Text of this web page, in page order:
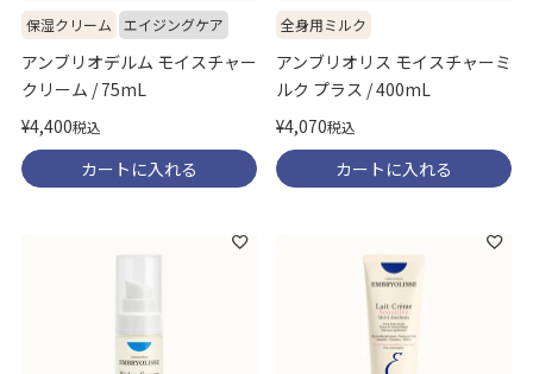
保湿クリーム エイジングケア
アンブリオデルム モイスチャー
クリーム / 75mL
¥4,400税込
カートに入れる
全身用ミルク
アンブリオリス モイスチャーミ
ルク プラス / 400mL
¥4,070税込
カートに入れる